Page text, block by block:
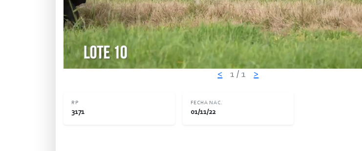
< 1 / 1 >
RP
3171
FECHA NAC.
01/11/22